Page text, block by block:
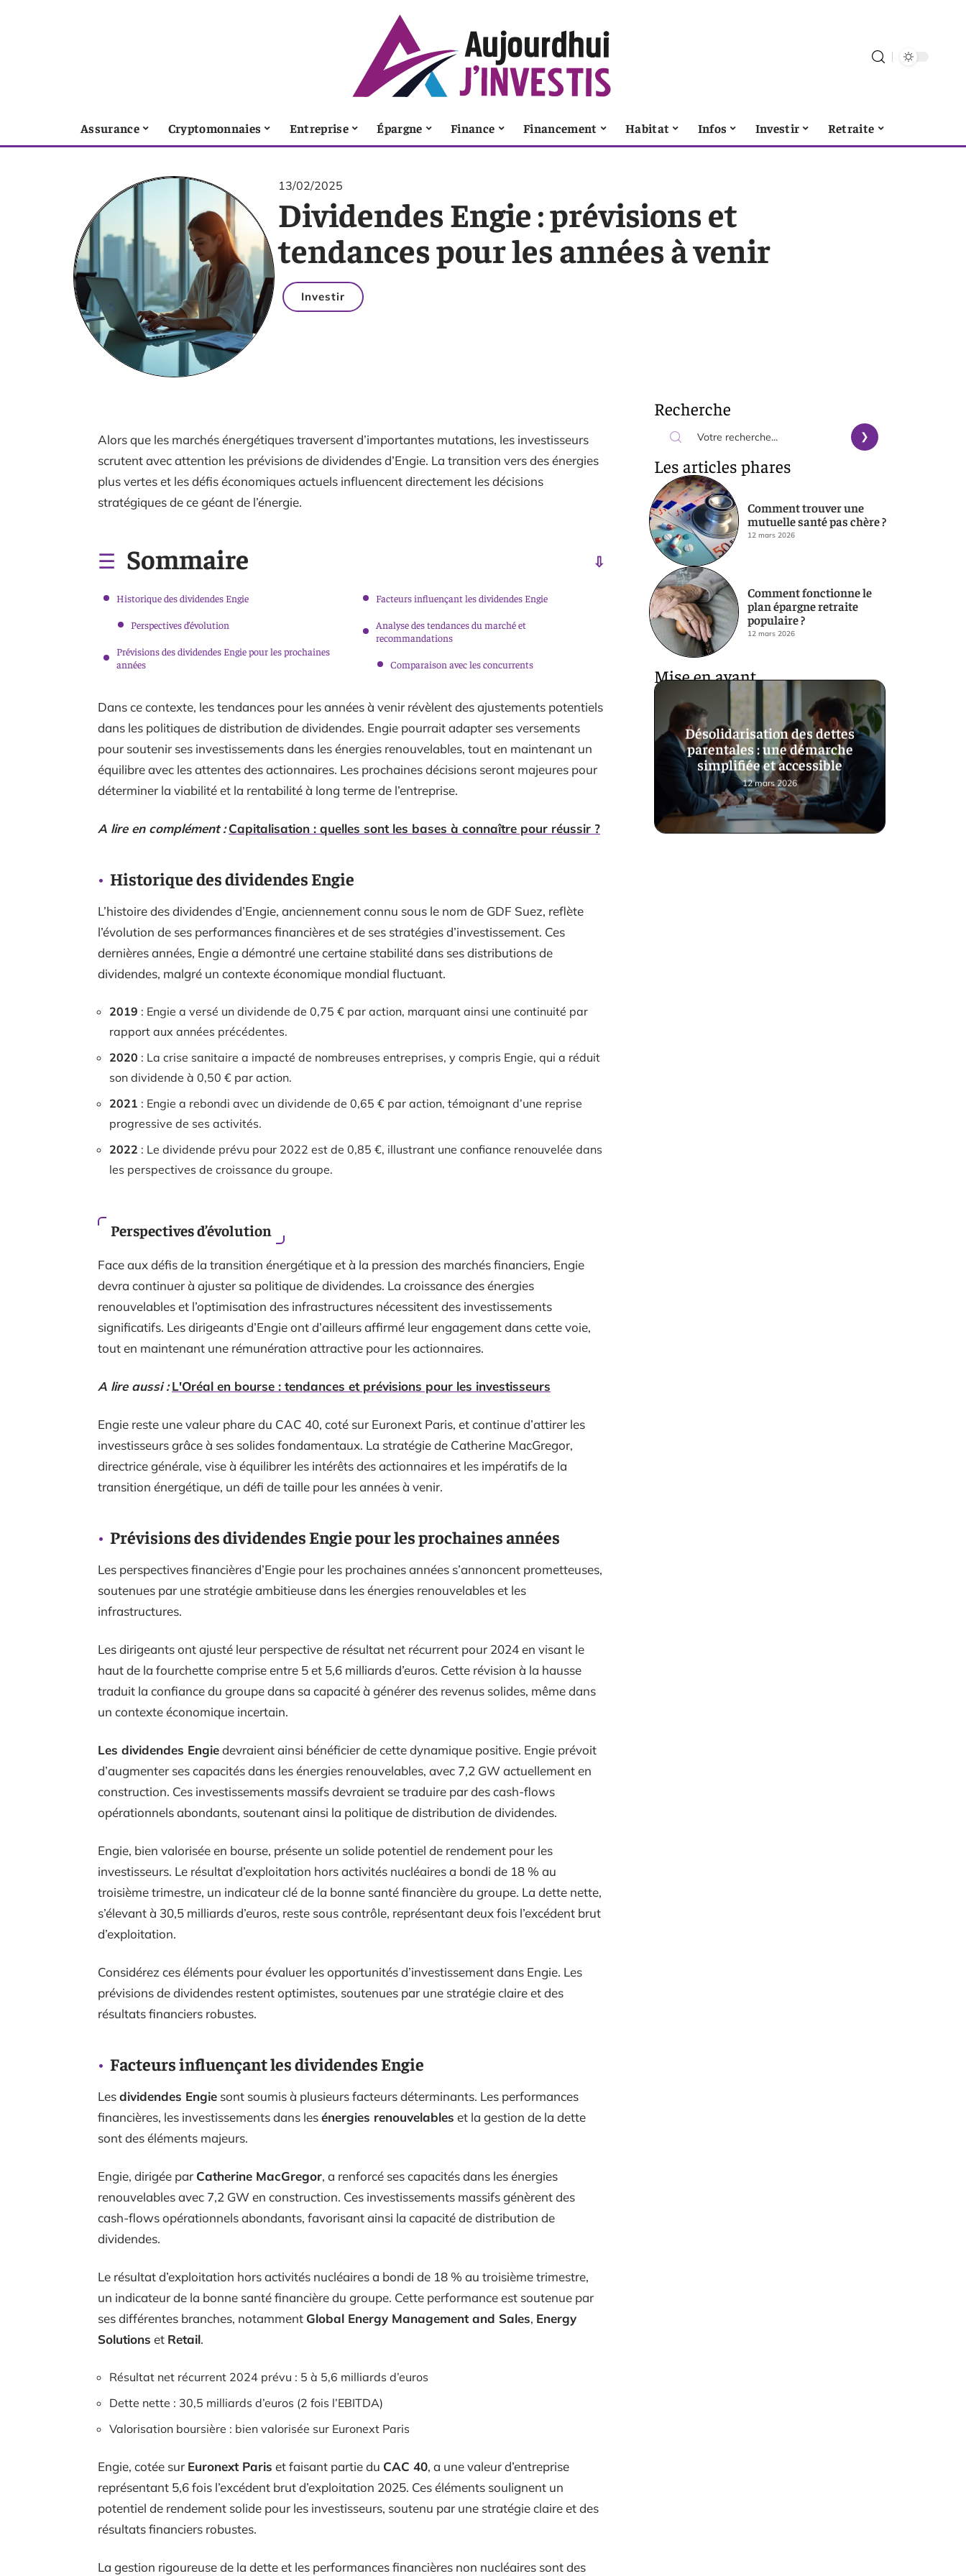
Assurance Cryptomonnaies Entreprise Épargne Finance Financement Habitat Infos Investir Retraite
13/02/2025
Dividendes Engie : prévisions et
tendances pour les années à venir
Investir
Alors que les marchés énergétiques traversent d’importantes mutations, les investisseurs
scrutent avec attention les prévisions de dividendes d’Engie. La transition vers des énergies
plus vertes et les défis économiques actuels influencent directement les décisions
stratégiques de ce géant de l’énergie.
Sommaire
Historique des dividendes Engie
Perspectives d’évolution
Prévisions des dividendes Engie pour les prochaines
années
Facteurs influençant les dividendes Engie
Analyse des tendances du marché et
recommandations
Comparaison avec les concurrents
Dans ce contexte, les tendances pour les années à venir révèlent des ajustements potentiels
dans les politiques de distribution de dividendes. Engie pourrait adapter ses versements
pour soutenir ses investissements dans les énergies renouvelables, tout en maintenant un
équilibre avec les attentes des actionnaires. Les prochaines décisions seront majeures pour
déterminer la viabilité et la rentabilité à long terme de l’entreprise.
A lire en complément : Capitalisation : quelles sont les bases à connaître pour réussir ?
Historique des dividendes Engie
L’histoire des dividendes d’Engie, anciennement connu sous le nom de GDF Suez, reflète
l’évolution de ses performances financières et de ses stratégies d’investissement. Ces
dernières années, Engie a démontré une certaine stabilité dans ses distributions de
dividendes, malgré un contexte économique mondial fluctuant.
2019 : Engie a versé un dividende de 0,75 € par action, marquant ainsi une continuité par
rapport aux années précédentes.
2020 : La crise sanitaire a impacté de nombreuses entreprises, y compris Engie, qui a réduit
son dividende à 0,50 € par action.
2021 : Engie a rebondi avec un dividende de 0,65 € par action, témoignant d’une reprise
progressive de ses activités.
2022 : Le dividende prévu pour 2022 est de 0,85 €, illustrant une confiance renouvelée dans
les perspectives de croissance du groupe.
Perspectives d’évolution
Face aux défis de la transition énergétique et à la pression des marchés financiers, Engie
devra continuer à ajuster sa politique de dividendes. La croissance des énergies
renouvelables et l’optimisation des infrastructures nécessitent des investissements
significatifs. Les dirigeants d’Engie ont d’ailleurs affirmé leur engagement dans cette voie,
tout en maintenant une rémunération attractive pour les actionnaires.
A lire aussi : L'Oréal en bourse : tendances et prévisions pour les investisseurs
Engie reste une valeur phare du CAC 40, coté sur Euronext Paris, et continue d’attirer les
investisseurs grâce à ses solides fondamentaux. La stratégie de Catherine MacGregor,
directrice générale, vise à équilibrer les intérêts des actionnaires et les impératifs de la
transition énergétique, un défi de taille pour les années à venir.
Prévisions des dividendes Engie pour les prochaines années
Les perspectives financières d’Engie pour les prochaines années s’annoncent prometteuses,
soutenues par une stratégie ambitieuse dans les énergies renouvelables et les
infrastructures.
Les dirigeants ont ajusté leur perspective de résultat net récurrent pour 2024 en visant le
haut de la fourchette comprise entre 5 et 5,6 milliards d’euros. Cette révision à la hausse
traduit la confiance du groupe dans sa capacité à générer des revenus solides, même dans
un contexte économique incertain.
Les dividendes Engiedevraient ainsi bénéficier de cette dynamique positive. Engie prévoit
d’augmenter ses capacités dans les énergies renouvelables, avec 7,2 GW actuellement en
construction. Ces investissements massifs devraient se traduire par des cash-flows
opérationnels abondants, soutenant ainsi la politique de distribution de dividendes.
Engie, bien valorisée en bourse, présente un solide potentiel de rendement pour les
investisseurs. Le résultat d’exploitation hors activités nucléaires a bondi de 18 % au
troisième trimestre, un indicateur clé de la bonne santé financière du groupe. La dette nette,
s’élevant à 30,5 milliards d’euros, reste sous contrôle, représentant deux fois l’excédent brut
d’exploitation.
Considérez ces éléments pour évaluer les opportunités d’investissement dans Engie. Les
prévisions de dividendes restent optimistes, soutenues par une stratégie claire et des
résultats financiers robustes.
Facteurs influençant les dividendes Engie
Lesdividendes Engie sont soumis à plusieurs facteurs déterminants. Les performances
financières, les investissements dans lesénergies renouvelables et la gestion de la dette
sont des éléments majeurs.
Engie, dirigée par Catherine MacGregor, a renforcé ses capacités dans les énergies
renouvelables avec 7,2 GW en construction. Ces investissements massifs génèrent des
cash-flows opérationnels abondants, favorisant ainsi la capacité de distribution de
dividendes.
Le résultat d’exploitation hors activités nucléaires a bondi de 18 % au troisième trimestre,
un indicateur de la bonne santé financière du groupe. Cette performance est soutenue par
ses différentes branches, notamment Global Energy Management and Sales, Energy
Solutions et Retail.
Résultat net récurrent 2024 prévu : 5 à 5,6 milliards d’euros
Dette nette : 30,5 milliards d’euros (2 fois l’EBITDA)
Valorisation boursière : bien valorisée sur Euronext Paris
Engie, cotée sur Euronext Paris et faisant partie du CAC 40, a une valeur d’entreprise
représentant 5,6 fois l’excédent brut d’exploitation 2025. Ces éléments soulignent un
potentiel de rendement solide pour les investisseurs, soutenu par une stratégie claire et des
résultats financiers robustes.
La gestion rigoureuse de la dette et les performances financières non nucléaires sont des
Recherche
Les articles phares
Comment trouver une
mutuelle santé pas chère ?
12 mars 2026
Comment fonctionne le
plan épargne retraite
populaire ?
12 mars 2026
Mise en avant
Désolidarisation des dettes
parentales : une démarche
simplifiée et accessible
12 mars 2026